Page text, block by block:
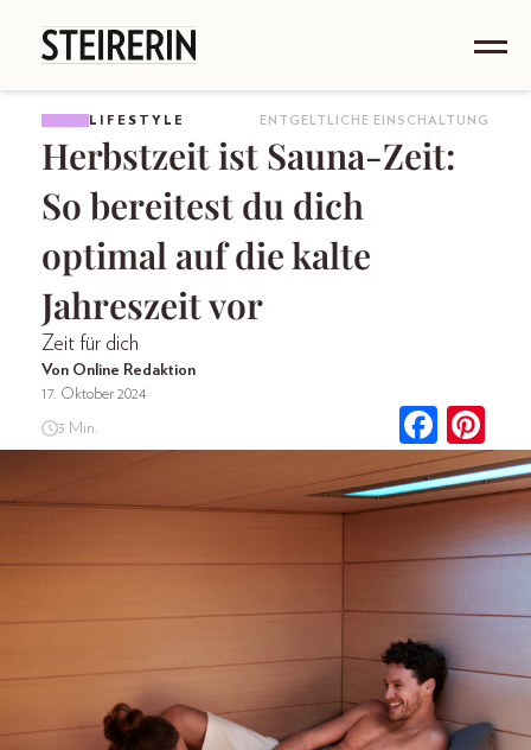
LIFESTYLE ENTGELTLICHE EINSCHALTUNG
Herbstzeit ist Sauna-Zeit:
So bereitest du dich
optimal auf die kalte
Jahreszeit vor
Zeit für dich
Von Online Redaktion
17. Oktober 2024
3 Min.